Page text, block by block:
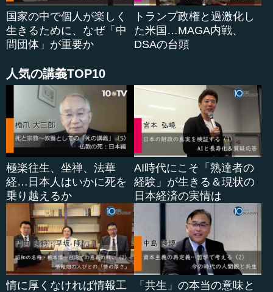
は...
国家の中で個人が楽しく
生きるために、なぜ「中
間団体」が重要か
トランプ政権と過激化し
た米国…MAGA内戦、
DSAの台頭
人気の講義TOP10
極楽往生、坐禅、法華
経…日本人はいかに死を
乗り越えるか
AI時代にこそ「熟達者の
経験」が生きる＆現状の
日本経済の実情は
情に厚くなければ情報工
「共生」の本当の意味と